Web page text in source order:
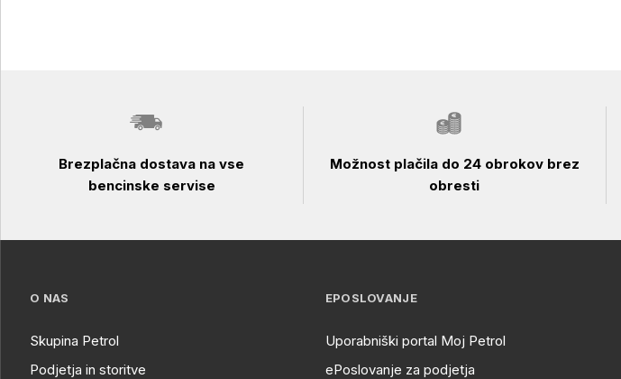
Brezplačna dostava na vse
bencinske servise
Možnost plačila do 24 obrokov brez
obresti
O NAS
Skupina Petrol
Podjetja in storitve
EPOSLOVANJE
Uporabniški portal Moj Petrol
ePoslovanje za podjetja